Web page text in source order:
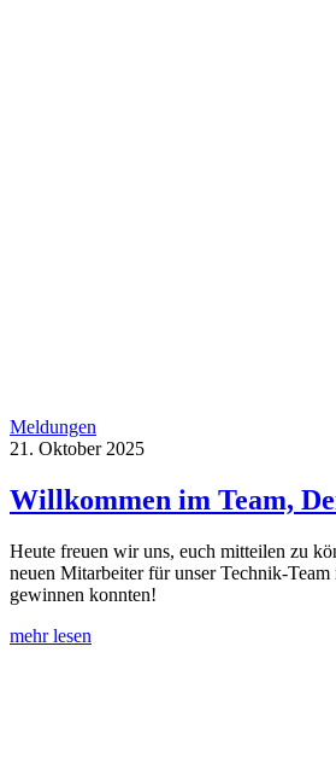
Meldungen
21. Oktober 2025
Willkommen im Team,
Heute freuen wir uns, euch mitteilen zu
neuen Mitarbeiter für unser Technik-
gewinnen konnten!
mehr lesen